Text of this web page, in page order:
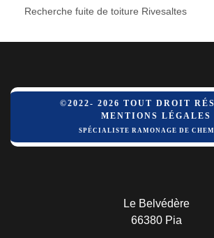
Recherche fuite de toiture Rivesaltes
©2022- 2026 TOUT DROIT
MENTIONS LÉGALES
SPÉCIALISTE RAMONAGE DE
Le Belvédère
66380 Pia